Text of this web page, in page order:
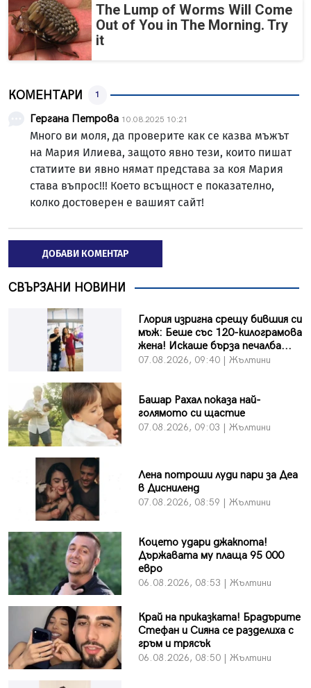
The Lump of Worms Will Come
Out of You in The Morning. Try
it
КОМЕНТАРИ 1
Гергана Петрова 10.08.2025 10:21
Много ви моля, да проверите как се казва мъжът
на Мария Илиева, защото явно тези, които пишат
статиите ви явно нямат представа за коя Мария
става въпрос!!! Което всъщност е показателно,
колко достоверен е вашият сайт!
ДОБАВИ КОМЕНТАР
СВЪРЗАНИ НОВИНИ
Глория изригна срещу бившия си
мъж: Беше със 120-килограмова
жена! Искаше бърза печалба...
07.08.2026, 09:40 | Жълтини
Башар Рахал показа най-
голямото си щастие
07.08.2026, 09:03 | Жълтини
Лена потроши луди пари за Деа
в Дисниленд
07.08.2026, 08:59 | Жълтини
Коцето удари джакпота!
Държавата му плаща 95 000
евро
06.08.2026, 08:53 | Жълтини
Край на приказката! Брадърите
Стефан и Сияна се разделиха с
гръм и трясък
06.08.2026, 08:50 | Жълтини